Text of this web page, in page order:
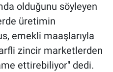
olduğunu söyleyen
üretimin
emekli maaşlarıyla
zincir marketlerden
ettirebiliyor" dedi.